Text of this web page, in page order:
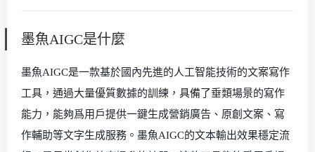
墨魚AIGC是什麼
墨魚AIGC是一款基於國內先進的人工智能技術的文案寫作
工具，通過大量優質數據的訓練，具備了垂類場景的寫作
能力，能夠爲用戶提供一鍵生成營銷廣告、原創文案、寫
作輔助等文字生成服務。墨魚AIGC的文本輸出效果穩定流